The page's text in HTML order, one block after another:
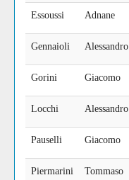
Essoussi Adnane
Gennaioli Alessandro
Gorini Giacomo
Locchi Alessandro
Pauselli Giacomo
Piermarini Tommaso